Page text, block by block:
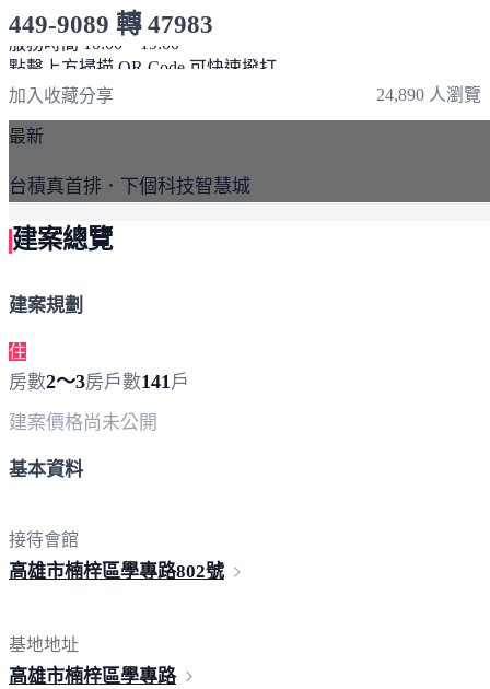
449-9089 轉 47983
服務時間 10:00～19:00
加入收藏分享 24,890 人瀏覽
最新
台積真首排．下個科技智慧城
建案總覽
建案規劃
住
房數2～3房戶數141 戶
建案價格尚未公開
基本資料
接待會館
高雄市楠梓區學專路802號
基地地址
高雄市楠梓區學專路